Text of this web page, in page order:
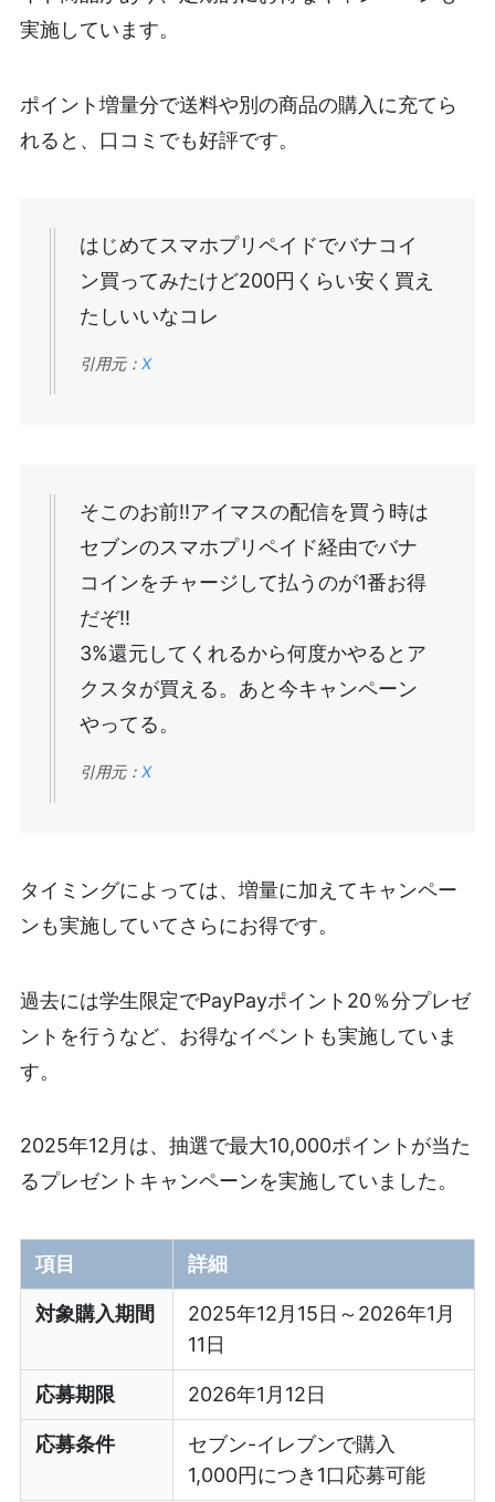
実施しています。
ポイント増量分で送料や別の商品の購入に充てら
れると、口コミでも好評です。
はじめてスマホプリペイドでバナコイ
ン買ってみたけど200円くらい安く買え
たしいいなコレ
引用元： X
そこのお前‼️アイマスの配信を買う時は
セブンのスマホプリペイド経由でバナ
コインをチャージして払うのが1番お得
だぞ‼️
3%還元してくれるから何度かやるとア
クスタが買える。あと今キャンペーン
やってる。
引用元： X
タイミングによっては、増量に加えてキャンペー
ンも実施していてさらにお得です。
過去には学生限定でPayPayポイント20％分プレゼ
ントを行うなど、お得なイベントも実施していま
す。
2025年12月は、抽選で最大10,000ポイントが当た
るプレゼントキャンペーンを実施していました。
項目 詳細
対象購入期間
2025年12月15日～2026年1月
11日
応募期限 2026年1月12日
応募条件
セブン-イレブンで購入
1,000円につき1口応募可能